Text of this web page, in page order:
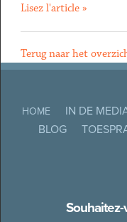
Lisez l'article »
Terug naar het
HOME IN DE
BLOG